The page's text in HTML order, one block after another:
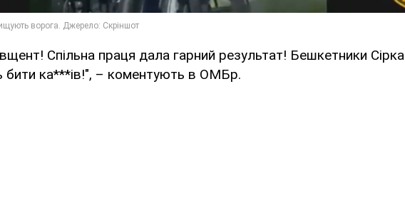
Спільна праця дала гарний результат! Бешкетники Сірка
ка***ів!", – коментують в ОМБр.